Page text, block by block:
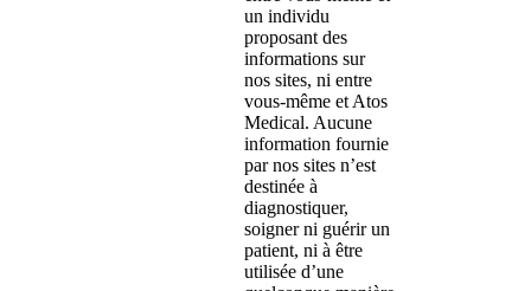
un individu
proposant des
informations sur
nos sites, ni entre
vous-même et Atos
Medical. Aucune
information fournie
par nos sites n’est
destinée à
diagnostiquer,
soigner ni guérir un
patient, ni à être
utilisée d’une